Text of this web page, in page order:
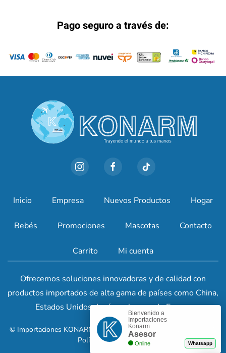
Pago seguro a través de:
Inicio Empresa Nuevos Productos Hogar
Bebés Promociones Mascotas Contacto
Carrito Mi cuenta
Ofrecemos soluciones innovadoras y de calidad con
productos importados de alta gama de países como China,
Estados Unidos, Japón y algunos de Europa
© Importaciones KONARM. Todos los derechos reservados. 2024.
Políticas de privacidad.
Bienvenido a
Importaciones
Konarm
Asesor
Online Whatsapp